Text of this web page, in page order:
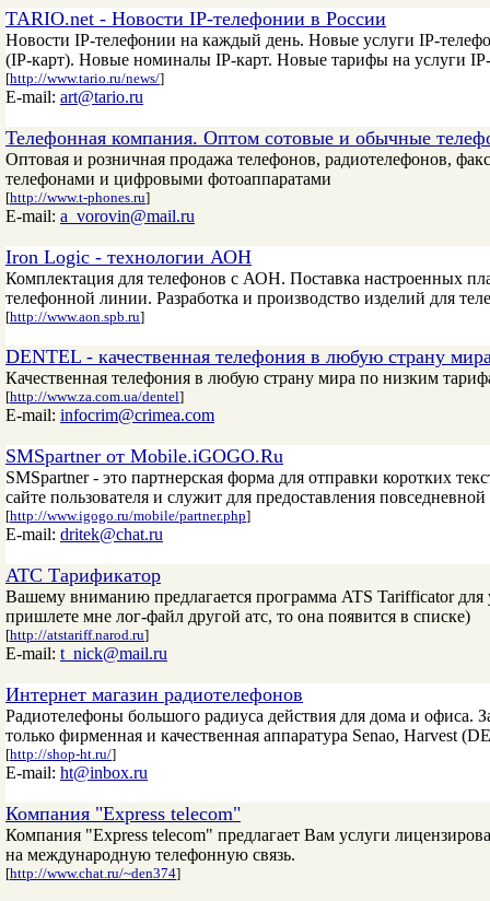
TARIO.net - Новости IP-телефонии в России
Новости IP-телефонии на каждый день. Новые услуги IP-
(IP-карт). Новые номиналы IP-карт. Новые тарифы на услуги
[http://www.tario.ru/news/]
E-mail: art@tario.ru
Телефонная компания. Оптом сотовые и обычные
Оптовая и розничная продажа телефонов, радиотелефонов,
телефонами и цифровыми фотоаппаратами
[http://www.t-phones.ru]
E-mail: a_vorovin@mail.ru
Iron Logic - технологии АОН
Комплектация для телефонов с АОН. Поставка настроенных
телефонной линии. Разработка и производство изделий для
[http://www.aon.spb.ru]
DENTEL - качественная телефония в любую страну
Качественная телефония в любую страну мира по низким
[http://www.za.com.ua/dentel]
E-mail: infocrim@crimea.com
SMSpartner от Mobile.iGOGO.Ru
SMSpartner - это партнерская форма для отправки коротких
сайте пользователя и служит для предоставления
[http://www.igogo.ru/mobile/partner.php]
E-mail: dritek@chat.ru
АТС Тарификатор
Вашему вниманию предлагается программа ATS Tarifficator
пришлете мне лог-файл другой атс, то она появится в списке)
[http://atstariff.narod.ru]
E-mail: t_nick@mail.ru
Интернет магазин радиотелефонов
Радиотелефоны большого радиуса действия для дома и офиса.
только фирменная и качественная аппаратура Senao,
[http://shop-ht.ru/]
E-mail: ht@inbox.ru
Компания "Express telecom"
Компания "Express telecom" предлагает Вам услуги
на международную телефонную связь.
[http://www.chat.ru/~den374]